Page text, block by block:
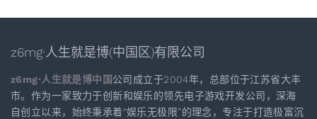
z6mg·人生就是博(中国区)有限公司
z6mg·人生就是博中国公司成立于2004年，总部位于江苏省大丰
市。作为一家致力于创新和娱乐的领先电子游戏开发公司，深海
自创立以来，始终秉承着“娱乐无极限”的理念，专注于打造极富沉